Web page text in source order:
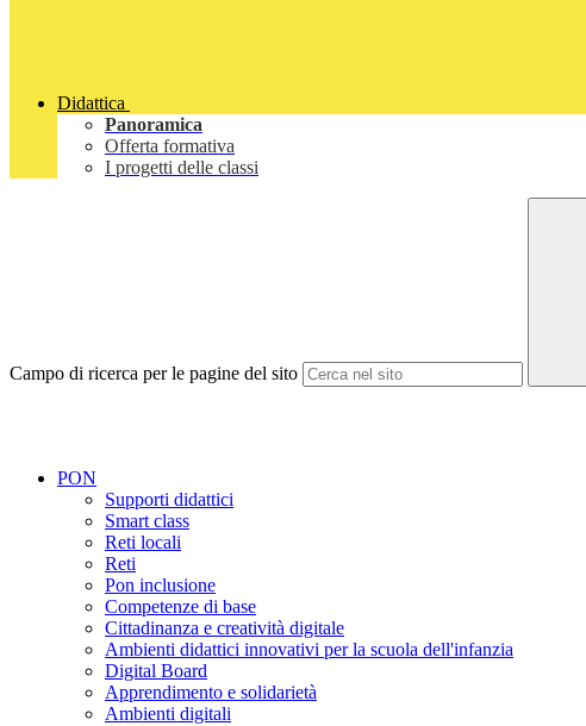
Didattica
Panoramica
Offerta formativa
I progetti delle classi
Campo di ricerca per le pagine del sito
PON
Supporti didattici
Smart class
Reti locali
Reti
Pon inclusione
Competenze di base
Cittadinanza e creatività digitale
Ambienti didattici innovativi per la scuola dell'infanzia
Digital Board
Apprendimento e solidarietà
Ambienti digitali